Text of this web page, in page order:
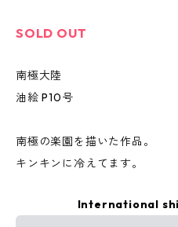
SOLD OUT
南極大陸
油絵 P10号
南極の楽園を描いた作品。
キンキンに冷えてます。
International